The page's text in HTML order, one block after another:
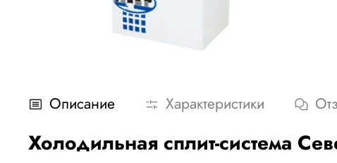
Описание Характеристики
Холодильная сплит-система